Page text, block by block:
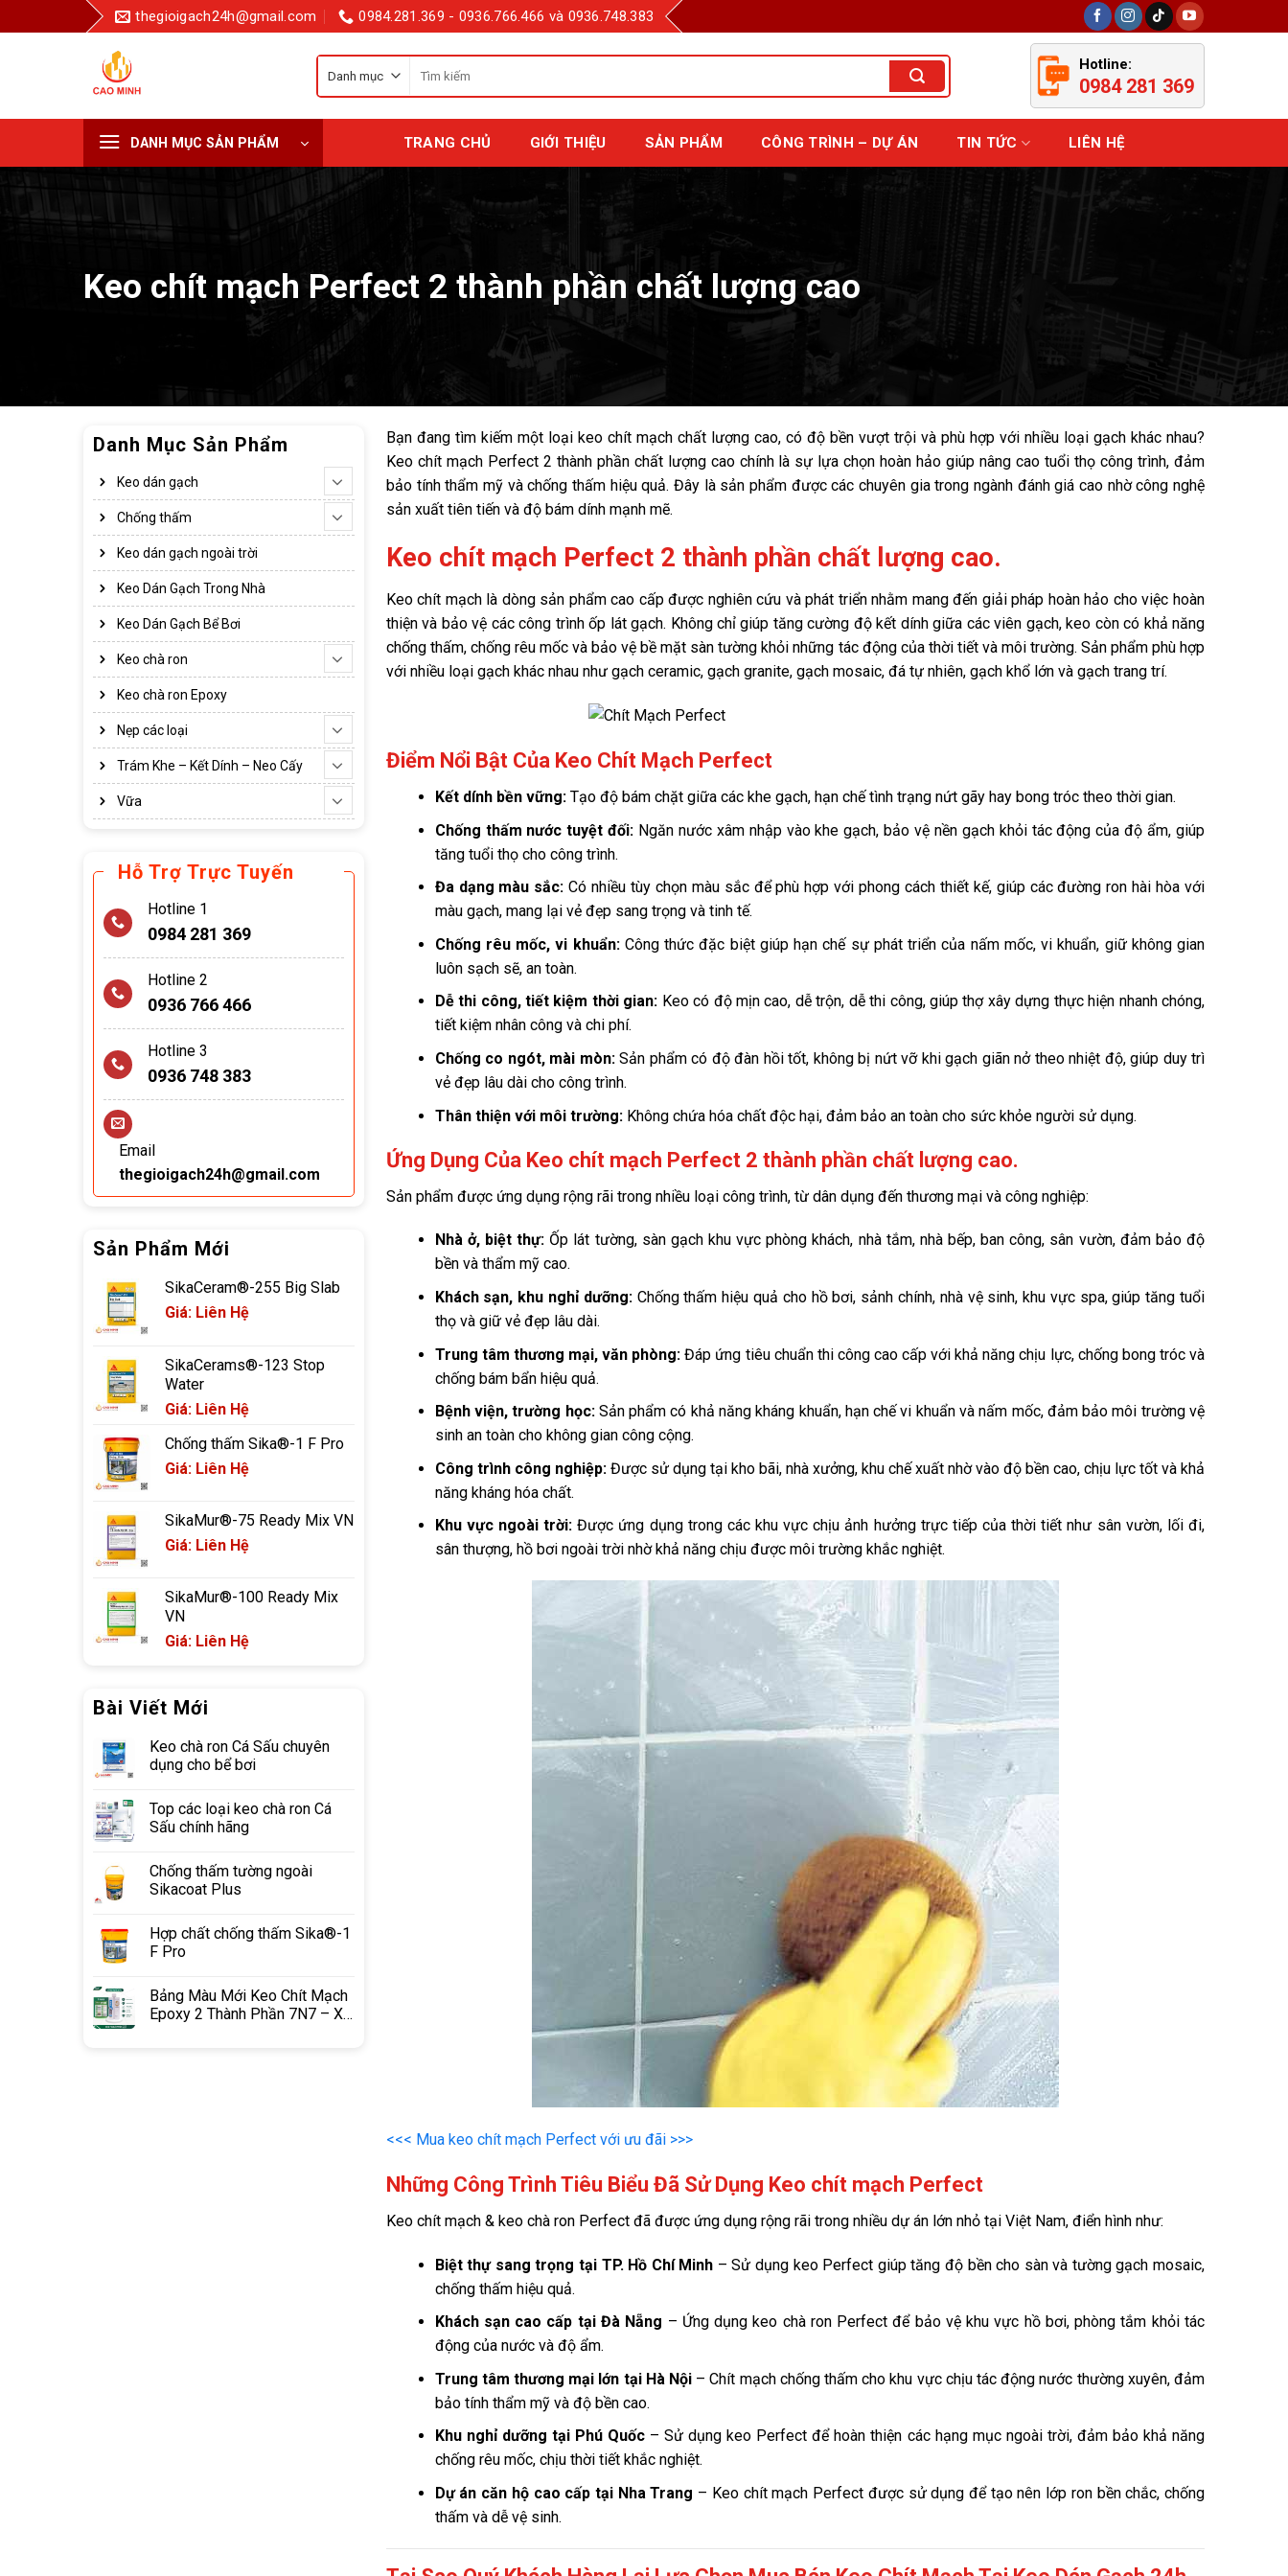
qua
thegioigach24h@gmail.com 0984.281.369 - 0936.766.466 và 0936.748.383
kiếm
cho:
Hotline:
0984 281 369
DANH MỤC SẢN PHẨM TRANG CHỦ GIỚI THIỆU SẢN PHẨM CÔNG TRÌNH – DỰ ÁN TIN TỨC LIÊN HỆ
Keo chít mạch Perfect 2 thành phần chất lượng cao
Danh Mục Sản Phẩm
Keo dán gạch
Chống thấm
Keo dán gạch ngoài trời
Keo Dán Gạch Trong Nhà
Keo Dán Gạch Bể Bơi
Keo chà ron
Keo chà ron Epoxy
Nẹp các loại
Trám Khe – Kết Dính – Neo Cấy
Vữa
Hỗ Trợ Trực Tuyến
Hotline 1
0984 281 369
Hotline 2
0936 766 466
Hotline 3
0936 748 383
Email
thegioigach24h@gmail.com
Sản Phẩm Mới
SikaCeram®-255 Big Slab
Giá: Liên Hệ
SikaCerams®-123 Stop
Water
Giá: Liên Hệ
Chống thấm Sika®-1 F Pro
Giá: Liên Hệ
SikaMur®-75 Ready Mix VN
Giá: Liên Hệ
SikaMur®-100 Ready Mix
VN
Giá: Liên Hệ
Bài Viết Mới
Keo chà ron Cá Sấu chuyên
dụng cho bể bơi
Top các loại keo chà ron Cá
Sấu chính hãng
Chống thấm tường ngoài
Sikacoat Plus
Hợp chất chống thấm Sika®-1
F Pro
Bảng Màu Mới Keo Chít Mạch
Epoxy 2 Thành Phần 7N7 – Xu
Bạn đang tìm kiếm một loại keo chít mạch chất lượng cao, có độ bền vượt trội và phù hợp với nhiều loại gạch khác nhau?
Keo chít mạch Perfect 2 thành phần chất lượng cao chính là sự lựa chọn hoàn hảo giúp nâng cao tuổi thọ công trình, đảm
bảo tính thẩm mỹ và chống thấm hiệu quả. Đây là sản phẩm được các chuyên gia trong ngành đánh giá cao nhờ công nghệ
sản xuất tiên tiến và độ bám dính mạnh mẽ.
Keo chít mạch Perfect 2 thành phần chất lượng cao.
Keo chít mạch là dòng sản phẩm cao cấp được nghiên cứu và phát triển nhằm mang đến giải pháp hoàn hảo cho việc hoàn
thiện và bảo vệ các công trình ốp lát gạch. Không chỉ giúp tăng cường độ kết dính giữa các viên gạch, keo còn có khả năng
chống thấm, chống rêu mốc và bảo vệ bề mặt sàn tường khỏi những tác động của thời tiết và môi trường. Sản phẩm phù hợp
với nhiều loại gạch khác nhau như gạch ceramic, gạch granite, gạch mosaic, đá tự nhiên, gạch khổ lớn và gạch trang trí.
Điểm Nổi Bật Của Keo Chít Mạch Perfect
Kết dính bền vững:Tạo độ bám chặt giữa các khe gạch, hạn chế tình trạng nứt gãy hay bong tróc theo thời gian.
Chống thấm nước tuyệt đối: Ngăn nước xâm nhập vào khe gạch, bảo vệ nền gạch khỏi tác động của độ ẩm, giúp
tăng tuổi thọ cho công trình.
Đa dạng màu sắc: Có nhiều tùy chọn màu sắc để phù hợp với phong cách thiết kế, giúp các đường ron hài hòa với
màu gạch, mang lại vẻ đẹp sang trọng và tinh tế.
Chống rêu mốc, vi khuẩn:Công thức đặc biệt giúp hạn chế sự phát triển của nấm mốc, vi khuẩn, giữ không gian
luôn sạch sẽ, an toàn.
Dễ thi công, tiết kiệm thời gian: Keo có độ mịn cao, dễ trộn, dễ thi công, giúp thợ xây dựng thực hiện nhanh chóng,
tiết kiệm nhân công và chi phí.
Chống co ngót, mài mòn:Sản phẩm có độ đàn hồi tốt, không bị nứt vỡ khi gạch giãn nở theo nhiệt độ, giúp duy trì
vẻ đẹp lâu dài cho công trình.
Thân thiện với môi trường:Không chứa hóa chất độc hại, đảm bảo an toàn cho sức khỏe người sử dụng.
Ứng Dụng Của Keo chít mạch Perfect 2 thành phần chất lượng cao.
Sản phẩm được ứng dụng rộng rãi trong nhiều loại công trình, từ dân dụng đến thương mại và công nghiệp:
Nhà ở, biệt thự: Ốp lát tường, sàn gạch khu vực phòng khách, nhà tắm, nhà bếp, ban công, sân vườn, đảm bảo độ
bền và thẩm mỹ cao.
Khách sạn, khu nghỉ dưỡng:Chống thấm hiệu quả cho hồ bơi, sảnh chính, nhà vệ sinh, khu vực spa, giúp tăng tuổi
thọ và giữ vẻ đẹp lâu dài.
Trung tâm thương mại, văn phòng: Đáp ứng tiêu chuẩn thi công cao cấp với khả năng chịu lực, chống bong tróc và
chống bám bẩn hiệu quả.
Bệnh viện, trường học:Sản phẩm có khả năng kháng khuẩn, hạn chế vi khuẩn và nấm mốc, đảm bảo môi trường vệ
sinh an toàn cho không gian công cộng.
Công trình công nghiệp:Được sử dụng tại kho bãi, nhà xưởng, khu chế xuất nhờ vào độ bền cao, chịu lực tốt và khả
năng kháng hóa chất.
Khu vực ngoài trời: Được ứng dụng trong các khu vực chịu ảnh hưởng trực tiếp của thời tiết như sân vườn, lối đi,
sân thượng, hồ bơi ngoài trời nhờ khả năng chịu được môi trường khắc nghiệt.
<<< Mua keo chít mạch Perfect với ưu đãi >>>
Những Công Trình Tiêu Biểu Đã Sử Dụng Keo chít mạch Perfect
Keo chít mạch & keo chà ron Perfect đã được ứng dụng rộng rãi trong nhiều dự án lớn nhỏ tại Việt Nam, điển hình như:
Biệt thự sang trọng tại TP. Hồ Chí Minh – Sử dụng keo Perfect giúp tăng độ bền cho sàn và tường gạch mosaic,
chống thấm hiệu quả.
Khách sạn cao cấp tại Đà Nẵng – Ứng dụng keo chà ron Perfect để bảo vệ khu vực hồ bơi, phòng tắm khỏi tác
động của nước và độ ẩm.
Trung tâm thương mại lớn tại Hà Nội – Chít mạch chống thấm cho khu vực chịu tác động nước thường xuyên, đảm
bảo tính thẩm mỹ và độ bền cao.
Khu nghỉ dưỡng tại Phú Quốc – Sử dụng keo Perfect để hoàn thiện các hạng mục ngoài trời, đảm bảo khả năng
chống rêu mốc, chịu thời tiết khắc nghiệt.
Dự án căn hộ cao cấp tại Nha Trang – Keo chít mạch Perfect được sử dụng để tạo nên lớp ron bền chắc, chống
thấm và dễ vệ sinh.